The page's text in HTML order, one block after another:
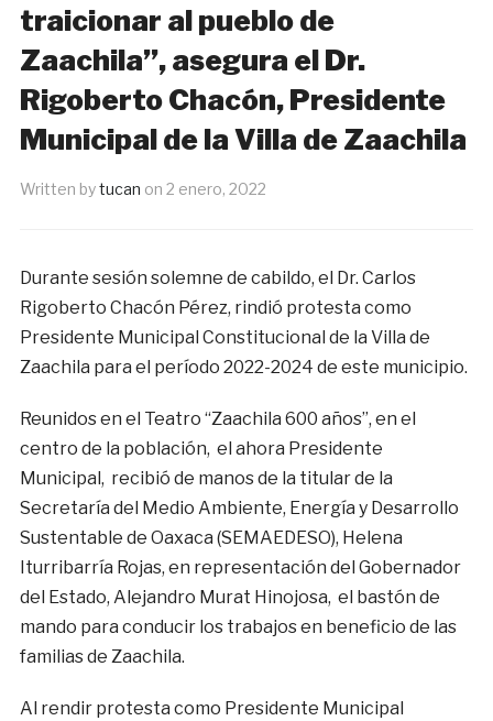
traicionar al pueblo de
Zaachila”, asegura el Dr.
Rigoberto Chacón, Presidente
Municipal de la Villa de Zaachila
Written bytucan on 2 enero, 2022
Durante sesión solemne de cabildo, el Dr. Carlos
Rigoberto Chacón Pérez, rindió protesta como
Presidente Municipal Constitucional de la Villa de
Zaachila para el período 2022-2024 de este municipio.
Reunidos en el Teatro “Zaachila 600 años”, en el
centro de la población, el ahora Presidente
Municipal, recibió de manos de la titular de la
Secretaría del Medio Ambiente, Energía y Desarrollo
Sustentable de Oaxaca (SEMAEDESO), Helena
Iturribarría Rojas, en representación del Gobernador
del Estado, Alejandro Murat Hinojosa, el bastón de
mando para conducir los trabajos en beneficio de las
familias de Zaachila.
Al rendir protesta como Presidente Municipal